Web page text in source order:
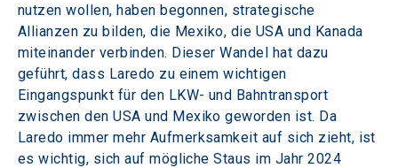
nutzen wollen, haben begonnen, strategische
Allianzen zu bilden, die Mexiko, die USA und Kanada
miteinander verbinden. Dieser Wandel hat dazu
geführt, dass Laredo zu einem wichtigen
Eingangspunkt für den LKW- und Bahntransport
zwischen den USA und Mexiko geworden ist. Da
Laredo immer mehr Aufmerksamkeit auf sich zieht, ist
es wichtig, sich auf mögliche Staus im Jahr 2024